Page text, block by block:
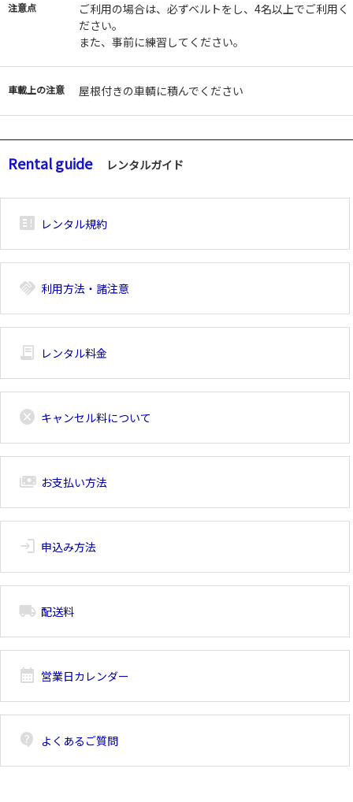
注意点
ご利用の場合は、必ずベルトをし、4名以上でご利用く
ださい。
また、事前に練習してください。
車載上の注意 屋根付きの車輌に積んでください
Rental guide レンタルガイド
breaking_news_alt_1 レンタル規約
handshake 利用方法・諸注意
receipt_long レンタル料金
cancel キャンセル料について
payments お支払い方法
login 申込み方法
local_shipping 配送料
calendar_month 営業日カレンダー
contact_support よくあるご質問